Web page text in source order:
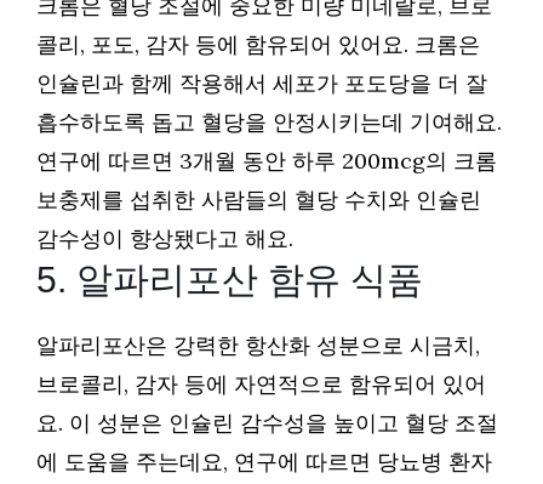
콜리, 포도, 감자 등에 함유되어 있어요. 크롬은
인슐린과 함께 작용해서 세포가 포도당을 더 잘
흡수하도록 돕고 혈당을 안정시키는데 기여해요.
연구에 따르면 3개월 동안 하루 200mcg의 크롬
보충제를 섭취한 사람들의 혈당 수치와 인슐린
감수성이 향상됐다고 해요.
5. 알파리포산 함유 식품
알파리포산은 강력한 항산화 성분으로 시금치,
브로콜리, 감자 등에 자연적으로 함유되어 있어
요. 이 성분은 인슐린 감수성을 높이고 혈당 조절
에 도움을 주는데요, 연구에 따르면 당뇨병 환자